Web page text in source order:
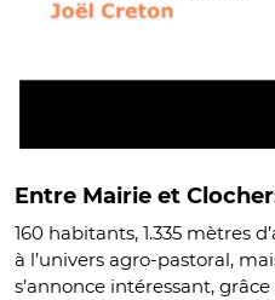
Entre Mairie et
160 habitants, 1.335 mètres
à l’univers agro-pastoral,
s’annonce intéressant,